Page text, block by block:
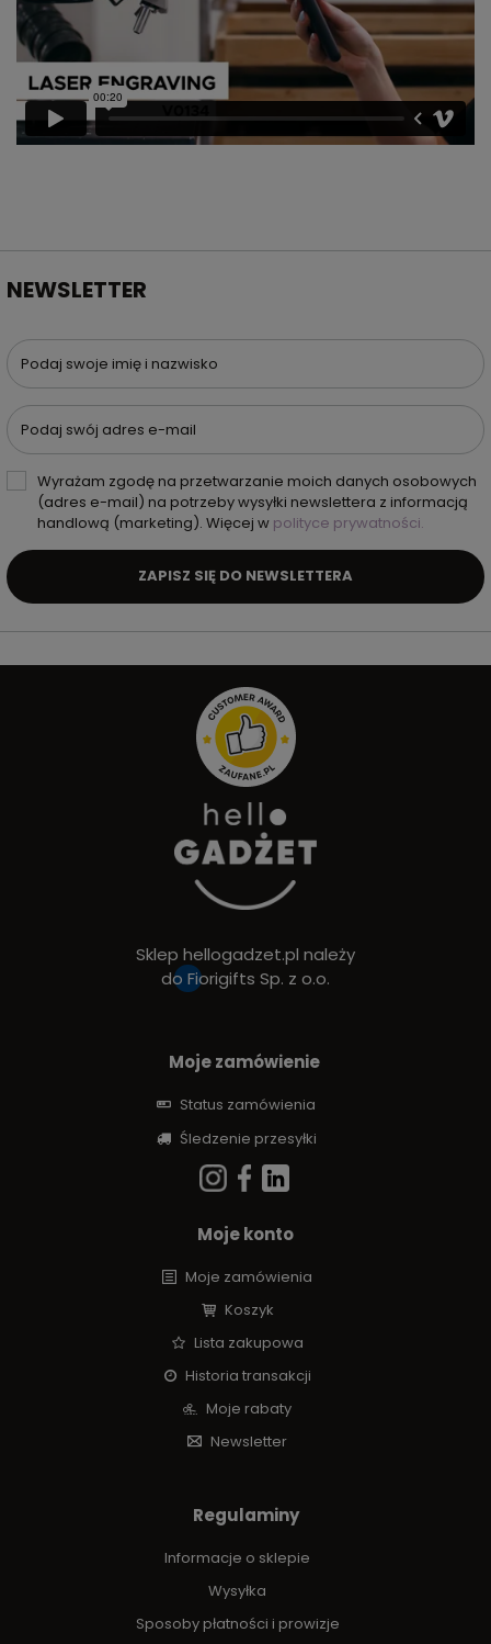
NEWSLETTER
Podaj swoje imię i nazwisko
Podaj swój adres e-mail
Wyrażam zgodę na przetwarzanie moich danych osobowych
(adres e-mail) na potrzeby wysyłki newslettera z informacją
handlową (marketing). Więcej w polityce prywatności.
ZAPISZ SIĘ DO NEWSLETTERA
Sklep hellogadzet.pl należy
do Fiorigifts Sp. z o.o.
Moje zamówienie
Status zamówienia
Śledzenie przesyłki
Moje konto
Moje zamówienia
Koszyk
Lista zakupowa
Historia transakcji
Moje rabaty
Newsletter
Regulaminy
Informacje o sklepie
Wysyłka
Sposoby płatności i prowizje